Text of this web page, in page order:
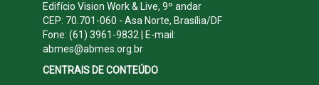
Edifício Vision Work & Live, 9º andar
CEP: 70.701-060 - Asa Norte, Brasília/DF
Fone: (61) 3961-9832 | E-mail:
abmes@abmes.org.br
CENTRAIS DE CONTEÚDO